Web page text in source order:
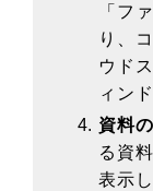
「フ
り、
ウド
ィン
資料
る資
表示